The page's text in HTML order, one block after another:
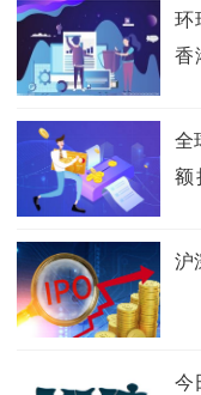
环
香
全
额
沪
今